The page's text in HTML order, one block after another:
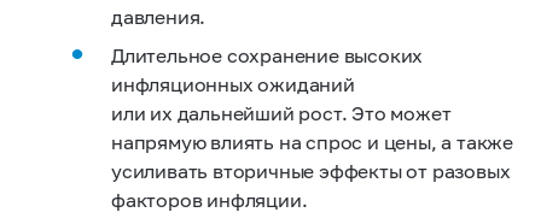
давления.
Длительное сохранение высоких
инфляционных ожиданий
или их дальнейший рост. Это может
напрямую влиять на спрос и цены, а также
усиливать вторичные эффекты от разовых
факторов инфляции.